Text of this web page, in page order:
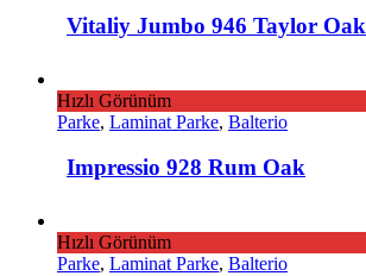
Vitaliy Jumbo 946 Taylor Oak
Hızlı Görünüm
Parke, Laminat Parke, Balterio
Impressio 928 Rum Oak
Hızlı Görünüm
Parke, Laminat Parke, Balterio